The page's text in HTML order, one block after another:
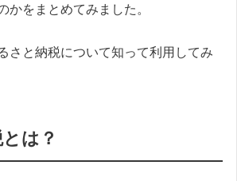
かをまとめてみました。
さと納税について知って利用してみ
は？